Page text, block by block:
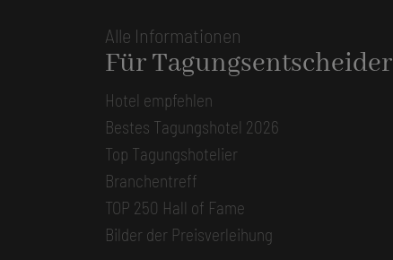
Alle Informationen
Für Tagungsentscheider
Hotel empfehlen
Bestes Tagungshotel 2026
Top Tagungshotelier
Branchentreff
TOP 250 Hall of Fame
Bilder der Preisverleihung